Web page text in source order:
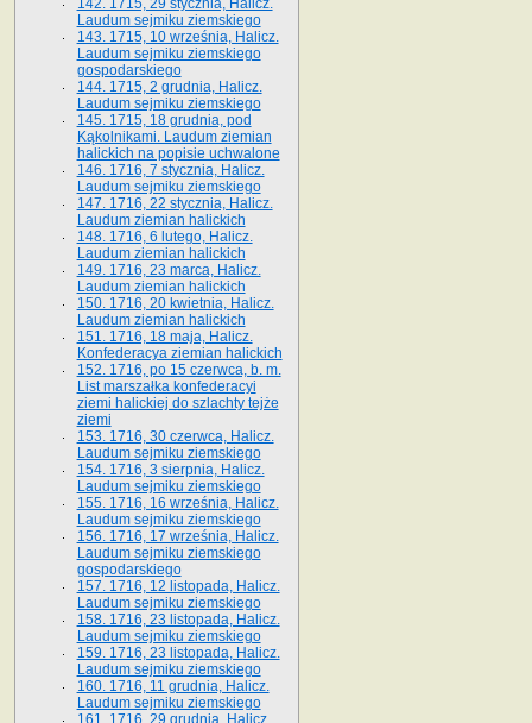
142. 1715, 29 stycznia, Halicz.
Laudum sejmiku ziemskiego
143. 1715, 10 września, Halicz.
Laudum sejmiku ziemskiego
gospodarskiego
144. 1715, 2 grudnia, Halicz.
Laudum sejmiku ziemskiego
145. 1715, 18 grudnia, pod
Kąkolnikami. Laudum ziemian
halickich na popisie uchwalone
146. 1716, 7 stycznia, Halicz.
Laudum sejmiku ziemskiego
147. 1716, 22 stycznia, Halicz.
Laudum ziemian halickich
148. 1716, 6 lutego, Halicz.
Laudum ziemian halickich
149. 1716, 23 marca, Halicz.
Laudum ziemian halickich
150. 1716, 20 kwietnia, Halicz.
Laudum ziemian halickich
151. 1716, 18 maja, Halicz.
Konfederacya ziemian halickich
152. 1716, po 15 czerwca, b. m.
List marszałka konfederacyi
ziemi halickiej do szlachty tejże
ziemi
153. 1716, 30 czerwca, Halicz.
Laudum sejmiku ziemskiego
154. 1716, 3 sierpnia, Halicz.
Laudum sejmiku ziemskiego
155. 1716, 16 września, Halicz.
Laudum sejmiku ziemskiego
156. 1716, 17 września, Halicz.
Laudum sejmiku ziemskiego
gospodarskiego
157. 1716, 12 listopada, Halicz.
Laudum sejmiku ziemskiego
158. 1716, 23 listopada, Halicz.
Laudum sejmiku ziemskiego
159. 1716, 23 listopada, Halicz.
Laudum sejmiku ziemskiego
160. 1716, 11 grudnia, Halicz.
Laudum sejmiku ziemskiego
161. 1716, 29 grudnia, Halicz.